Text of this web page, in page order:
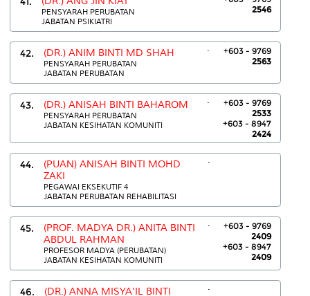
PENSYARAH PERUBATAN
JABATAN PSIKIATRI
2546
42. (DR.) ANIM BINTI MD SHAH
PENSYARAH PERUBATAN
JABATAN PERUBATAN
.
+603 - 9769
2563
43. (DR.) ANISAH BINTI BAHAROM
PENSYARAH PERUBATAN
JABATAN KESIHATAN KOMUNITI
.
+603 - 9769
2533
+603 - 8947
2424
44.
(PUAN) ANISAH BINTI MOHD
ZAKI
PEGAWAI EKSEKUTIF 4
JABATAN PERUBATAN REHABILITASI
.
45.
(PROF. MADYA DR.) ANITA BINTI
ABDUL RAHMAN
PROFESOR MADYA (PERUBATAN)
JABATAN KESIHATAN KOMUNITI
.
+603 - 9769
2409
+603 - 8947
2409
46.
(DR.) ANNA MISYA'IL BINTI
.